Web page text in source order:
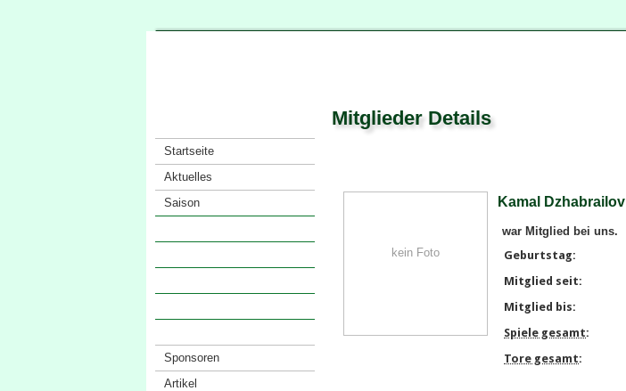
Mitglieder Details
Startseite
Aktuelles
Saison
Sponsoren
Artikel
kein Foto
Kamal Dzhabrailov
war Mitglied bei uns.
Geburtstag:
Mitglied seit:
Mitglied bis:
Spiele gesamt:
Tore gesamt: